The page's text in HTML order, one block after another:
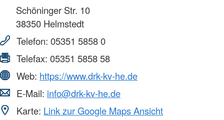
Schöninger Str. 10
38350 Helmstedt
Telefon: 05351 5858 0
Telefax: 05351 5858 58
Web: https://www.drk-kv-he.de
E-Mail: info@drk-kv-he.de
Karte: Link zur Google Maps Ansicht